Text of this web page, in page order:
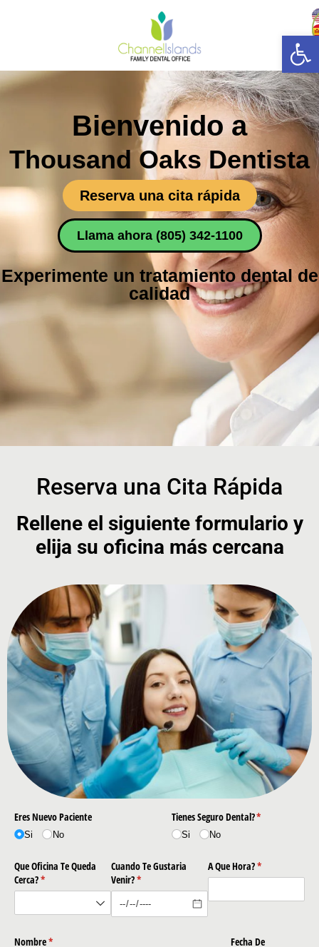
Abrir
Bienvenido a
Thousand Oaks Dentista
Reserva una cita rápida
Llama ahora (805) 342-1100
Experimente un tratamiento dental de
calidad
Reserva una Cita Rápida
Rellene el siguiente formulario y
elija su oficina más cercana